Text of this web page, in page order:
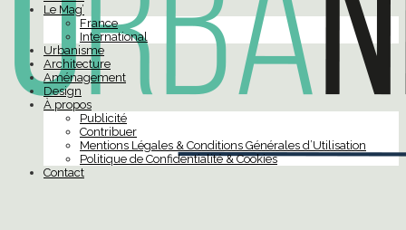
Le Mag’
France
International
Urbanisme
Architecture
Aménagement
Design
À propos
Publicité
Contribuer
Mentions Légales & Conditions Générales d’Utilisation
Politique de Confidentialité & Cookies
Contact